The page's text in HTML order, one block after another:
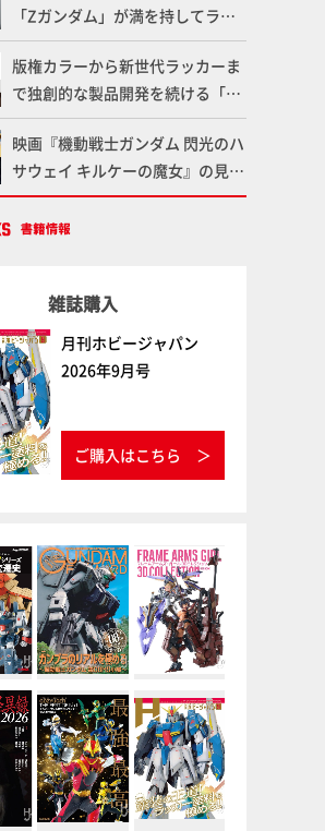
「大鉄人17」＆「ワンエイト」セ
ット情報もお届け！【超合金の
魂】
「Zガンダム」が満を持してライ
ンナップ！ウェイブライダーへの
変形、劇中どおりのプロポーショ
ンを再現【機動戦士Zガンダム】
版権カラーから新世代ラッカーま
で独創的な製品開発を続ける「ガ
イアノーツ」に塗料開発の裏側と
ラッカー塗料の未来についてイン
タビュー！
映画『機動戦士ガンダム 閃光のハ
サウェイ キルケーの魔女』の見放
題配信が8月31日（月）よりスタ
ート！Prime Videoで国内独占配
雑誌購入
月刊ホビージャパン
2026年9月号
ご購入はこちら